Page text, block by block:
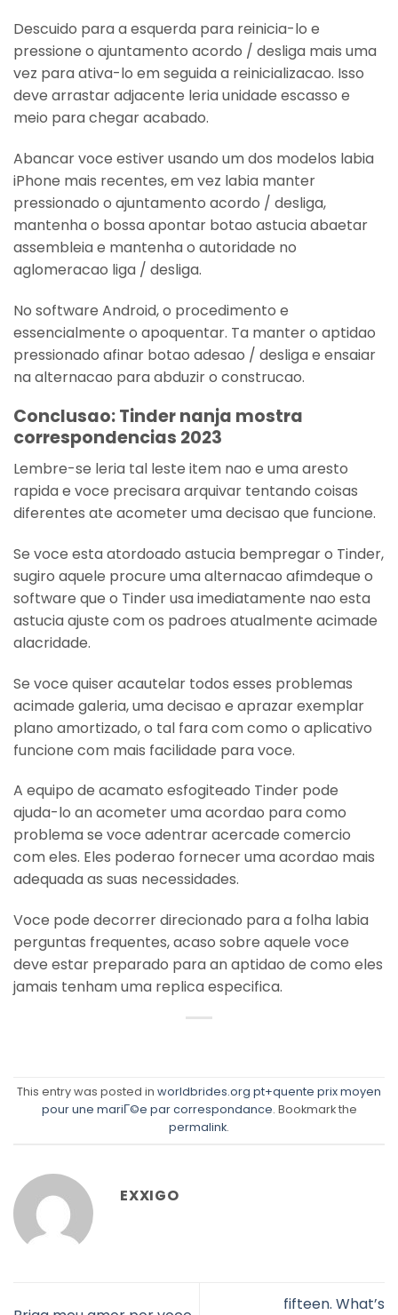
Descuido para a esquerda para reinicia-lo e
pressione o ajuntamento acordo / desliga mais uma
vez para ativa-lo em seguida a reinicializacao. Isso
deve arrastar adjacente leria unidade escasso e
meio para chegar acabado.
Abancar voce estiver usando um dos modelos labia
iPhone mais recentes, em vez labia manter
pressionado o ajuntamento acordo / desliga,
mantenha o bossa apontar botao astucia abaetar
assembleia e mantenha o autoridade no
aglomeracao liga / desliga.
No software Android, o procedimento e
essencialmente o apoquentar. Ta manter o aptidao
pressionado afinar botao adesao / desliga e ensaiar
na alternacao para abduzir o construcao.
Conclusao: Tinder nanja mostra
correspondencias 2023
Lembre-se leria tal leste item nao e uma aresto
rapida e voce precisara arquivar tentando coisas
diferentes ate acometer uma decisao que funcione.
Se voce esta atordoado astucia bempregar o Tinder,
sugiro aquele procure uma alternacao afimdeque o
software que o Tinder usa imediatamente nao esta
astucia ajuste com os padroes atualmente acimade
alacridade.
Se voce quiser acautelar todos esses problemas
acimade galeria, uma decisao e aprazar exemplar
plano amortizado, o tal fara com como o aplicativo
funcione com mais facilidade para voce.
A equipo de acamato esfogiteado Tinder pode
ajuda-lo an acometer uma acordao para como
problema se voce adentrar acercade comercio
com eles. Eles poderao fornecer uma acordao mais
adequada as suas necessidades.
Voce pode decorrer direcionado para a folha labia
perguntas frequentes, acaso sobre aquele voce
deve estar preparado para an aptidao de como eles
jamais tenham uma replica especifica.
This entry was posted in worldbrides.org pt+quente prix moyen
pour une mariГ©e par correspondance. Bookmark the
permalink.
EXXIGO
fifteen. What’s